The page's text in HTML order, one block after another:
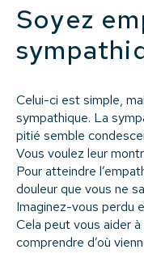
Soyez
Celui-ci est simple,
sympathique. La
pitié semble
Vous voulez leur
Pour atteindre
douleur que vous ne
Imaginez-vous perdu
Cela peut vous aider
comprendre d’où